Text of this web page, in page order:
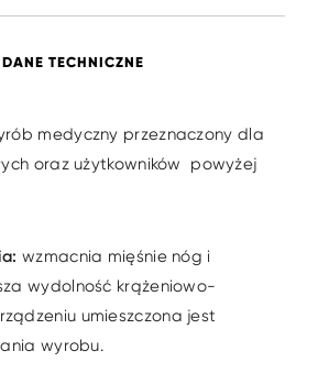
DANE TECHNICZNE
medyczny przeznaczony dla
oraz użytkowników powyżej
wzmacnia mięśnie nóg i
wydolność krążeniowo-
umieszczona jest
wyrobu.